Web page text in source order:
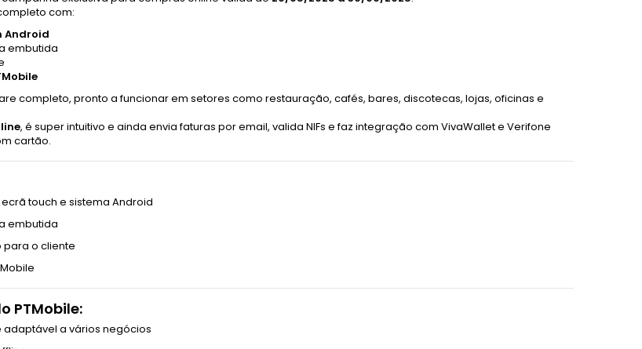
com:
Android
embutida
completo, pronto a funcionar em setores como restauração, cafés, bares, discotecas, lojas, oficinas e
, é super intuitivo e ainda envia faturas por email, valida NIFs e faz integração com VivaWallet e Verifone
cartão.
ecrã touch e sistema Android
embutida
para o cliente
PTMobile:
adaptável a vários negócios